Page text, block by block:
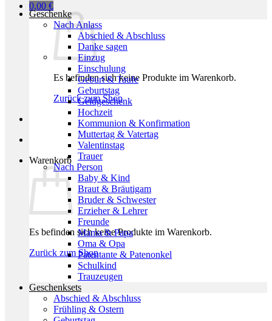
0,00 €
Es befinden sich keine Produkte im Warenkorb.
Zurück zum Shop
Warenkorb
Es befinden sich keine Produkte im Warenkorb.
Zurück zum Shop
Geschenke
Nach Anlass
Abschied & Abschluss
Danke sagen
Einzug
Einschulung
Geburt & Taufe
Geburtstag
Geldgeschenk
Hochzeit
Kommunion & Konfirmation
Muttertag & Vatertag
Valentinstag
Trauer
Nach Person
Baby & Kind
Braut & Bräutigam
Bruder & Schwester
Erzieher & Lehrer
Freunde
Mama & Papa
Oma & Opa
Patentante & Patenonkel
Schulkind
Trauzeugen
Geschenksets
Abschied & Abschluss
Frühling & Ostern